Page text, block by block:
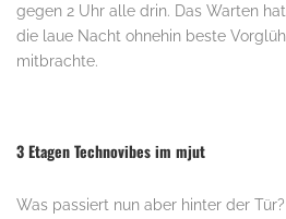
gegen 2 Uhr alle drin. Das Warten
die laue Nacht ohnehin beste
mitbrachte.
3 Etagen Technovibes im mjut
Was passiert nun aber hinter der